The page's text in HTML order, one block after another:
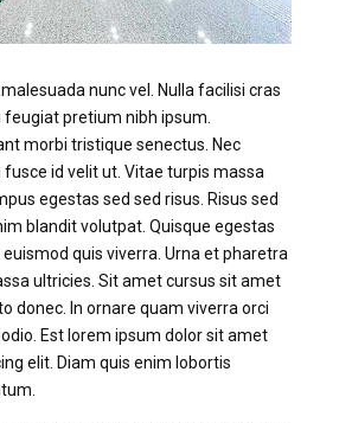
nunc vel. Nulla facilisi cras
pretium nibh ipsum.
morbi tristique senectus. Nec
id velit ut. Vitae turpis massa
egestas sed sed risus. Risus sed
blandit volutpat. Quisque egestas
quis viverra. Urna et pharetra
ultricies. Sit amet cursus sit amet
donec. In ornare quam viverra orci
Est lorem ipsum dolor sit amet
elit. Diam quis enim lobortis